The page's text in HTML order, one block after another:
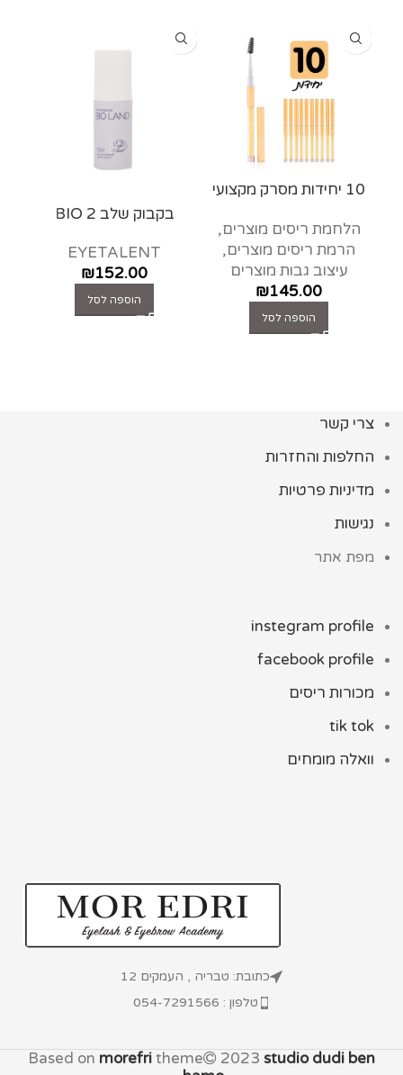
10 יחידות מסרק מקצועי
הלחמת ריסים מוצרים,
הרמת ריסים מוצרים,
עיצוב גבות מוצרים
₪145.00
הוספה לסל
בקבוק שלב 2 BIO
EYETALENT
₪152.00
הוספה לסל
צרי קשר
החלפות והחזרות
מדיניות פרטיות
נגישות
מפת אתר
instegram profile
facebook profile
מכורות ריסים
tik tok
וואלה מומחים
כתובת: טבריה , העמקים 12
טלפון : 054-7291566
Based on morefritheme 2023 studio dudi ben